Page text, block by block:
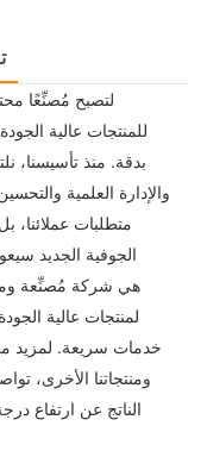
للمنتجات عالية
والإدارة العلمية
متطلبات عملائنا،
الجوفية الجديد
لمنتجات عالية
خدمات سريعة. لمزيد
ومنتجاتنا الأخرى،
الناتج عن ارتفاع